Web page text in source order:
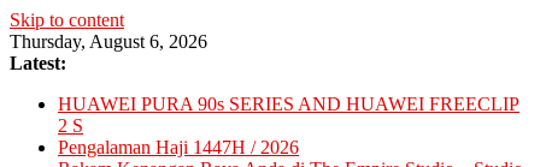
Skip to content
Thursday, August 6, 2026
Latest:
HUAWEI PURA 90s SERIES AND HUAWEI FREECLIP
2 S
Pengalaman Haji 1447H / 2026